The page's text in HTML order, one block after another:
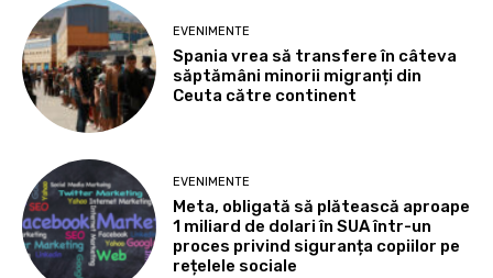
EVENIMENTE
Spania vrea să transfere în câteva
săptămâni minorii migranți din
Ceuta către continent
EVENIMENTE
Meta, obligată să plătească aproape
1 miliard de dolari în SUA într-un
proces privind siguranța copiilor pe
rețelele sociale